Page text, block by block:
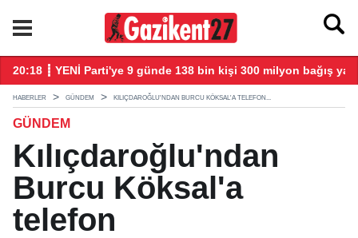
20:18 ┋ YENİ Parti'ye 9 günde 138 bin kişi 300 milyon bağış
HABERLER GÜNDEM KILIÇDAROĞLU'NDAN BURCU KÖKSAL'A TELEFON...
GÜNDEM
Kılıçdaroğlu'ndan
Burcu Köksal'a
telefon